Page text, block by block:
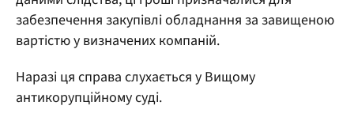
забезпечення закупівлі обладнання за завищеною
вартістю у визначених компаній.
Наразі ця справа слухається у Вищому
антикорупційному суді.